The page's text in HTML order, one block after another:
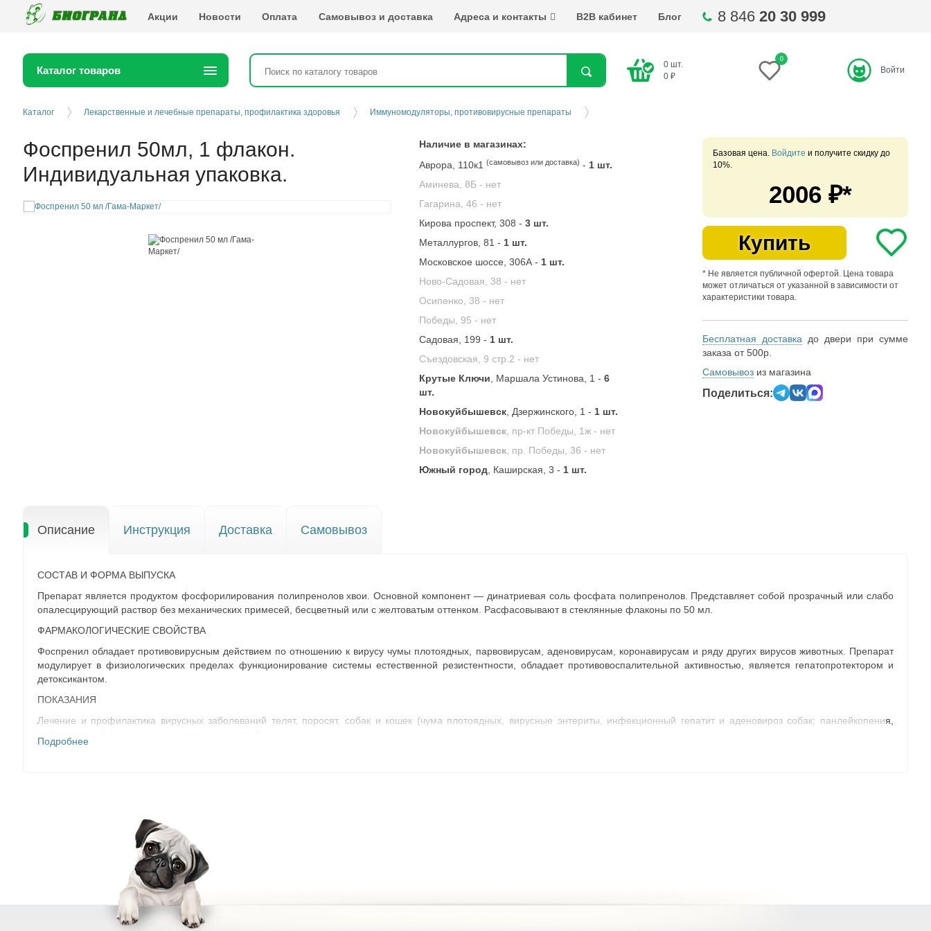
Акции Новости Оплата Самовывоз и доставка Адреса и контакты B2B кабинет Блог 8 846 20 30 999
Каталог товаров Найти
0 шт.
0 ₽
0
Войти
Каталог Лекарственные и лечебные препараты, профилактика здоровья Иммуномодуляторы, противовирусные препараты
Фоспренил 50мл, 1 флакон.
Индивидуальная упаковка.
Наличие в магазинах:
Аврора, 110к1(самовывоз или доставка) - 1 шт.
Аминева, 8Б - нет
Гагарина, 46 - нет
Кирова проспект, 308 -3 шт.
Металлургов, 81 - 1 шт.
Московское шоссе, 306А - 1 шт.
Ново-Садовая, 38 - нет
Осипенко, 38 - нет
Победы, 95 - нет
Садовая, 199 - 1 шт.
Съездовская, 9 стр.2 - нет
Крутые Ключи , Маршала Устинова, 1 -6
шт.
Новокуйбышевск , Дзержинского, 1 - 1 шт.
Новокуйбышевск , пр-кт Победы, 1ж - нет
Новокуйбышевск , пр. Победы, 36 - нет
Южный город , Каширская, 3 - 1 шт.
Базовая цена. Войдите и получите скидку до
10%.
2006 ₽*
Купить
* Не является публичной офертой. Цена товара
может отличаться от указанной в зависимости от
характеристики товара.
Бесплатная доставка до двери при сумме
заказа от 500р.
Самовывоз из магазина
Поделиться:
Описание Инструкция Доставка Самовывоз
СОСТАВ И ФОРМА ВЫПУСКА
Препарат является продуктом фосфорилирования полипренолов хвои. Основной компонент — динатриевая соль фосфата полипренолов. Представляет собой прозрачный или слабо
опалесцирующий раствор без механических примесей, бесцветный или с желтоватым оттенком. Расфасовывают в стеклянные флаконы по 50 мл.
ФАРМАКОЛОГИЧЕСКИЕ СВОЙСТВА
Фоспренил обладает противовирусным действием по отношению к вирусу чумы плотоядных, парвовирусам, аденовирусам, коронавирусам и ряду других вирусов животных. Препарат
модулирует в физиологических пределах функционирование системы естественной резистентности, обладает противовоспалительной активностью, является гепатопротектором и
детоксикантом.
ПОКАЗАНИЯ
Лечение и профилактика вирусных заболеваний телят, поросят, собак и кошек (чума плотоядных, вирусные энтериты, инфекционный гепатит и аденовироз собак; панлейкопения,
Подробнее